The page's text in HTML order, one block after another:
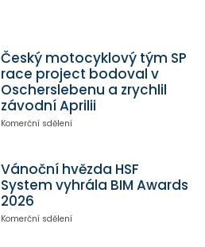
Český motocyklový tým SP
race project bodoval v
Oscherslebenu a zrychlil
závodní Aprilii
Komerční sdělení
Vánoční hvězda HSF
System vyhrála BIM Awards
2026
Komerční sdělení